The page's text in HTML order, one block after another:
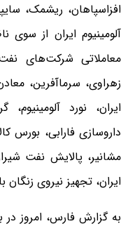
افزاسپاهان، ریشمک،
آلومینیوم ایران از سوی
معاملاتی شرکت‌های نفت
زهراوی، سرماآفرین،
ایران، نورد
داروسازی فارابی، بورس
مشانیر، پالایش نفت
ایران، تجهیز نیروی زنگان